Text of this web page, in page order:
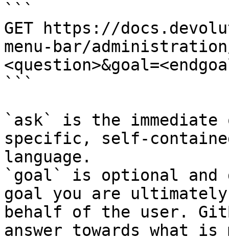
```
GET https://
menu-bar/
```
`ask` is the
specific, self-
language.
`goal` is optional and
goal you are
behalf of the user.
answer towards what